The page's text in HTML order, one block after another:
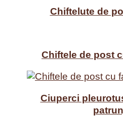
Chiftelute de
Chiftele de post
Ciuperci